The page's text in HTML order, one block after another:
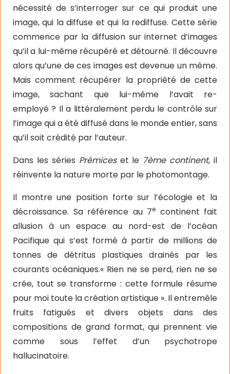
nécessité de s’interroger sur ce qui produit une
image, qui la diffuse et qui la rediffuse. Cette série
commence par la diffusion sur internet d’images
qu’il a lui-même récupéré et détourné. Il découvre
alors qu’une de ces images est devenue un même.
Mais comment récupérer la propriété de cette
image, sachant que lui-même l’avait re-
employé ? Il a littéralement perdu le contrôle sur
l’image qui a été diffusé dans le monde entier, sans
qu’il soit crédité par l’auteur.
Dans les séries Prémiceset le 7ème continent, il
réinvente la nature morte par le photomontage.
Il montre une position forte sur l’écologie et la
décroissance. Sa référence au 7e continent fait
allusion à un espace au nord-est de l’océan
Pacifique qui s’est formé à partir de millions de
tonnes de détritus plastiques drainés par les
courants océaniques.« Rien ne se perd, rien ne se
crée, tout se transforme : cette formule résume
pour moi toute la création artistique ». Il entremêle
fruits fatigués et divers objets dans des
compositions de grand format, qui prennent vie
comme sous l’effet d’un psychotrope
hallucinatoire.